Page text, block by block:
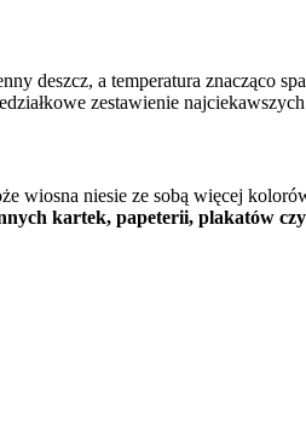
deszcz, a temperatura znacząco
zestawienie
niesie ze sobą więcej
kartek, papeterii, plakatów